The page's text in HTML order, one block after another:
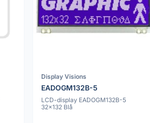
Display Visions
EADOGM132B-5
LCD-display EADOGM132B-5
32x132 Blå